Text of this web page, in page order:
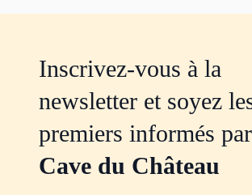
Inscrivez-vous à la
newsletter et soyez
premiers informés par
Cave du Château